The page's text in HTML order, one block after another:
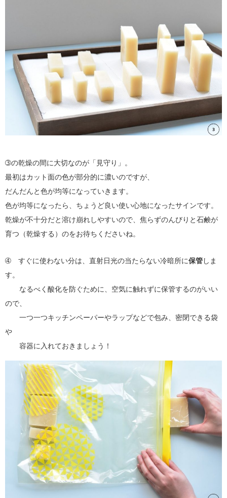
➂の乾燥の間に大切なのが「見守り」。
最初はカット面の色が部分的に濃いのですが、
だんだんと色が均等になっていきます。
色が均等になったら、ちょうど良い使い心地になったサインです。
乾燥が不十分だと溶け崩れしやすいので、焦らずのんびりと石鹸が
育つ（乾燥する）のをお待ちくださいね。
➃ すぐに使わない分は、直射日光の当たらない冷暗所に保管しま
す。
なるべく酸化を防ぐために、空気に触れずに保管するのがいい
ので、
一つ一つキッチンペーパーやラップなどで包み、密閉できる袋
や
容器に入れておきましょう！